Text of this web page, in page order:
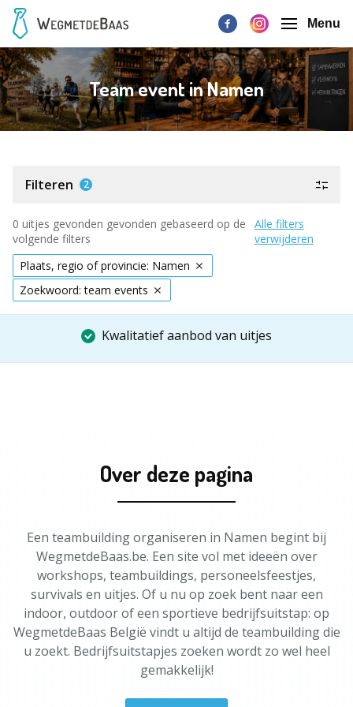
Menu
Team event in Namen
Filteren 2
0 uitjes gevonden gevonden gebaseerd op de
volgende filters
Alle filters
verwijderen
Plaats, regio of provincie: Namen
Zoekwoord: team events
Kwalitatief aanbod van uitjes
Over deze pagina
Een teambuilding organiseren in Namen begint bij
WegmetdeBaas.be. Een site vol met ideeën over
workshops, teambuildings, personeelsfeestjes,
survivals en uitjes. Of u nu op zoek bent naar een
indoor, outdoor of een sportieve bedrijfsuitstap: op
WegmetdeBaas België vindt u altijd de teambuilding die
u zoekt. Bedrijfsuitstapjes zoeken wordt zo wel heel
gemakkelijk!